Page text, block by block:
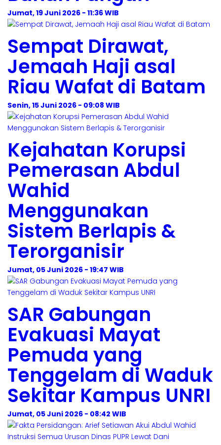
Jumat, 19 Juni 2026 - 11:36 WIB
Sempat Dirawat,
Jemaah Haji asal
Riau Wafat di Batam
Senin, 15 Juni 2026 - 09:08 WIB
Kejahatan Korupsi
Pemerasan Abdul
Wahid
Menggunakan
Sistem Berlapis &
Terorganisir
Jumat, 05 Juni 2026 - 19:47 WIB
SAR Gabungan
Evakuasi Mayat
Pemuda yang
Tenggelam di Waduk
Sekitar Kampus UNRI
Jumat, 05 Juni 2026 - 08:42 WIB